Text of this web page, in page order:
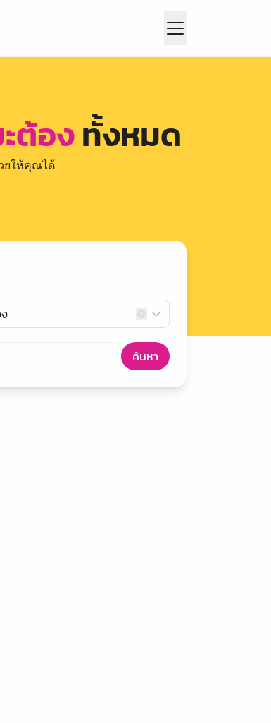
ต้องทั้งหมด
ยให้คุณได้
ค้นหา